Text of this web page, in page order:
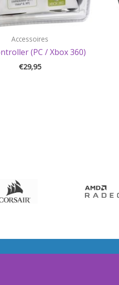
Accessoires
(PC / Xbox 360)
€29,95